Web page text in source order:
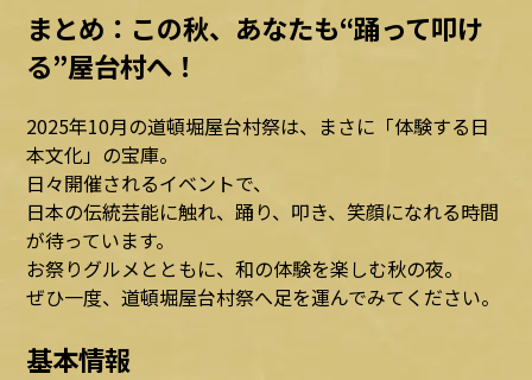
まとめ：この秋、あなたも“踊って叩け
る”屋台村へ！
2025年10月の道頓堀屋台村祭は、まさに「体験する日
本文化」の宝庫。
日々開催されるイベントで、
日本の伝統芸能に触れ、踊り、叩き、笑顔になれる時間
が待っています。
お祭りグルメとともに、和の体験を楽しむ秋の夜。
ぜひ一度、道頓堀屋台村祭へ足を運んでみてください。
基本情報